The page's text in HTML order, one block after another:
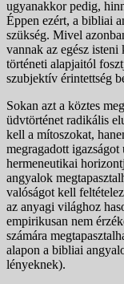
ugyanakkor pedig,
Éppen ezért, a bibliai
szükség. Mivel
vannak az egész isteni
történeti alapjaitól
szubjektív érintettség
Sokan azt a köztes
üdvtörténet radikális
kell a mítoszokat,
megragadott
hermeneutikai
angyalok
valóságot kell
az anyagi világhoz
empirikusan nem
számára
alapon a bibliai
lényeknek).